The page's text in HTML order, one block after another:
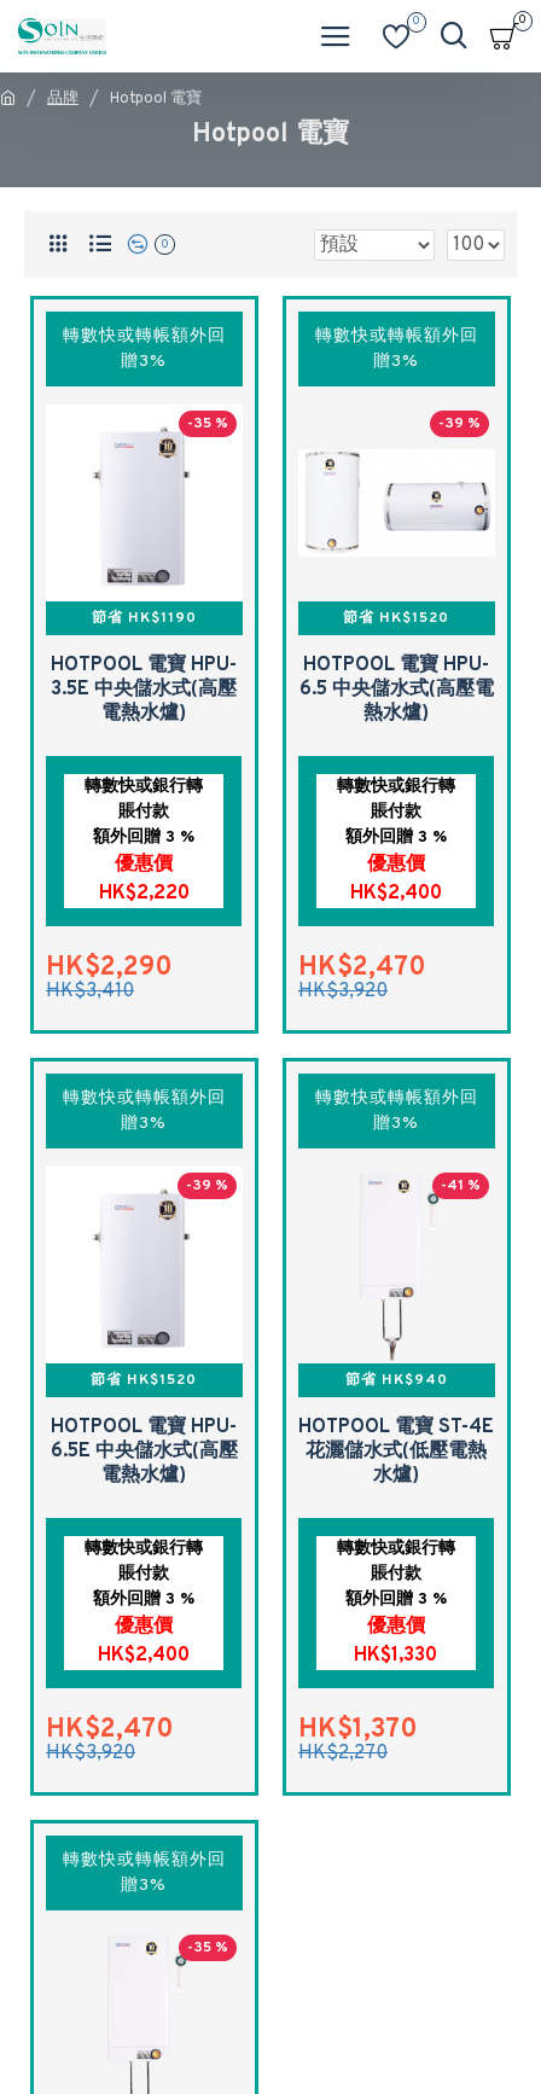
0 0
品牌 Hotpool 電寶
Hotpool 電寶
0
轉數快或轉帳額外回
贈3%
-35 %
節省 HK$1190
HOTPOOL 電寶 HPU-
3.5E 中央儲水式(高壓
電熱水爐)
轉數快或銀行轉
賬付款
額外回贈 3 %
優惠價
HK$2,220
HK$2,290
HK$3,410
轉數快或轉帳額外回
贈3%
-39 %
節省 HK$1520
HOTPOOL 電寶 HPU-
6.5 中央儲水式(高壓電
熱水爐)
轉數快或銀行轉
賬付款
額外回贈 3 %
優惠價
HK$2,400
HK$2,470
HK$3,920
轉數快或轉帳額外回
贈3%
-39 %
節省 HK$1520
HOTPOOL 電寶 HPU-
6.5E 中央儲水式(高壓
電熱水爐)
轉數快或銀行轉
賬付款
額外回贈 3 %
優惠價
HK$2,400
HK$2,470
HK$3,920
轉數快或轉帳額外回
贈3%
-41 %
節省 HK$940
HOTPOOL 電寶 ST-4E
花灑儲水式(低壓電熱
水爐)
轉數快或銀行轉
賬付款
額外回贈 3 %
優惠價
HK$1,330
HK$1,370
HK$2,270
轉數快或轉帳額外回
贈3%
-35 %